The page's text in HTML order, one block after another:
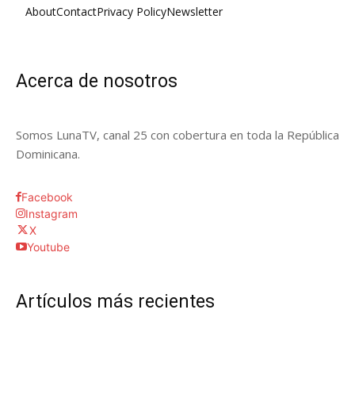
AboutContactPrivacy PolicyNewsletter
Acerca de nosotros
Somos LunaTV, canal 25 con cobertura en toda la República
Dominicana.
Facebook
Instagram
X
Youtube
Artículos más recientes